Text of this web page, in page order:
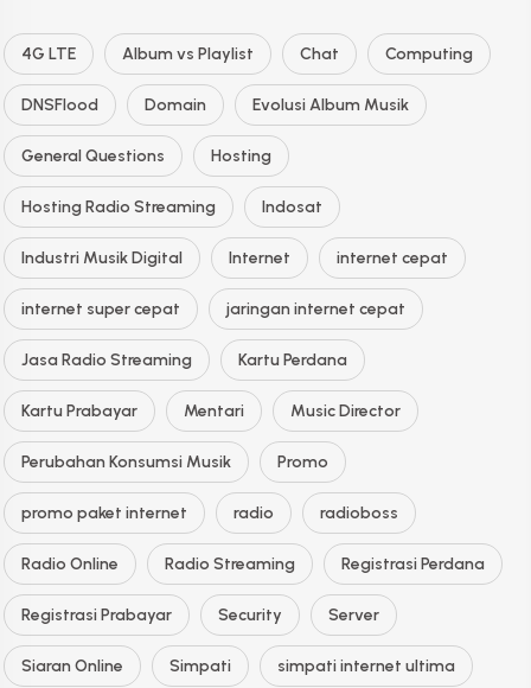
4G LTE Album vs Playlist Chat Computing
DNSFlood Domain Evolusi Album Musik
General Questions Hosting
Hosting Radio Streaming Indosat
Industri Musik Digital Internet internet cepat
internet super cepat jaringan internet cepat
Jasa Radio Streaming Kartu Perdana
Kartu Prabayar Mentari Music Director
Perubahan Konsumsi Musik Promo
promo paket internet radio radioboss
Radio Online Radio Streaming Registrasi Perdana
Registrasi Prabayar Security Server
Siaran Online Simpati simpati internet ultima